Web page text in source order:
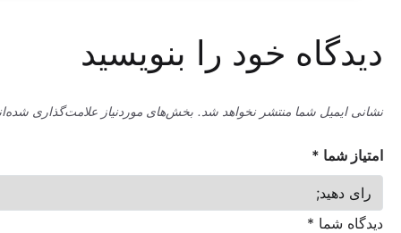
خود را بنویسید
شما منتشر نخواهد شد. بخش‌های موردنیاز علامت‌گذاری شده‌اند*
*
*